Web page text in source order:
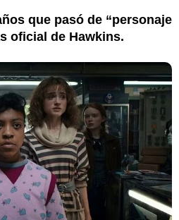
que pasó de “personaje
oficial de Hawkins.